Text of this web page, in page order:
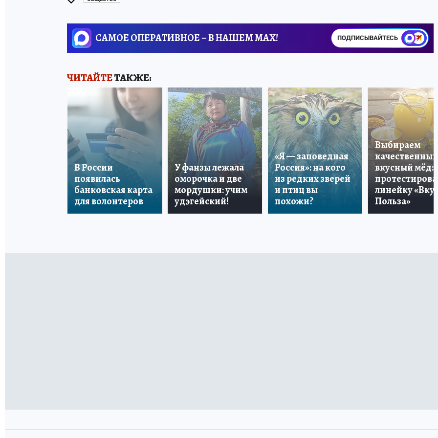
САМОЕ ОПЕРАТИВНОЕ – В НАШЕМ MAX! ПОДПИСЫВАЙТЕСЬ
ЧИТАЙТЕТАКЖЕ:
В России
появилась
банковская карта
для волонтеров
У фанзы лежала
оморочка и две
мордушки: учим
удэгейский!
«Я — заповедная
Россия»: на кого
из редких зверей
и птиц вы
похожи?
Выбираем
качественный
вкусный мёд:
линейку «Вкус
Польза»